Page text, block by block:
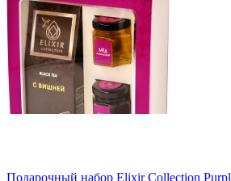
Подарочный набор Elixir Collection